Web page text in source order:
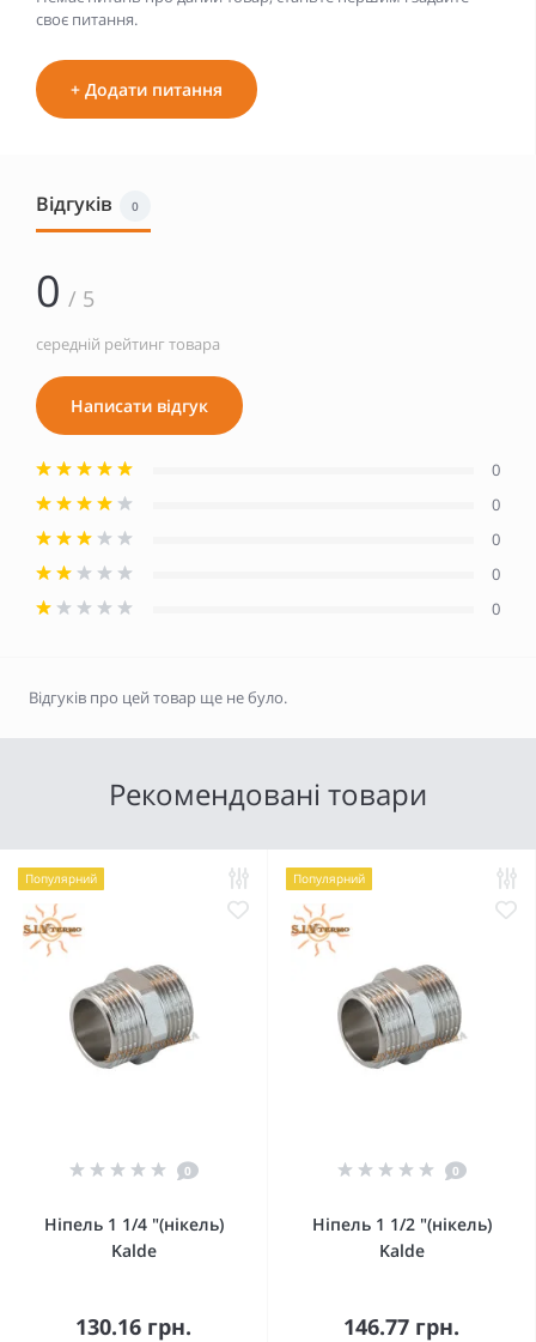
своє питання.
+ Додати питання
Відгуків 0
0 / 5
середній рейтинг товара
Написати відгук
0
0
0
0
0
Відгуків про цей товар ще не було.
Рекомендовані товари
Популярний
0
Ніпель 1 1/4 "(нікель)
Kalde
130.16 грн.
Популярний
0
Ніпель 1 1/2 "(нікель)
Kalde
146.77 грн.